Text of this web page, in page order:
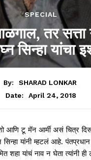
SPECIAL
तर
सिन्हा यांचा
By:
SHARAD LONKAR
Date:
April 24, 2018
आणि टू मॅन आर्मी असं चित्र
यांनी म्हटलं आहे.
शहा यांचं नाव न घेता त्यांनी